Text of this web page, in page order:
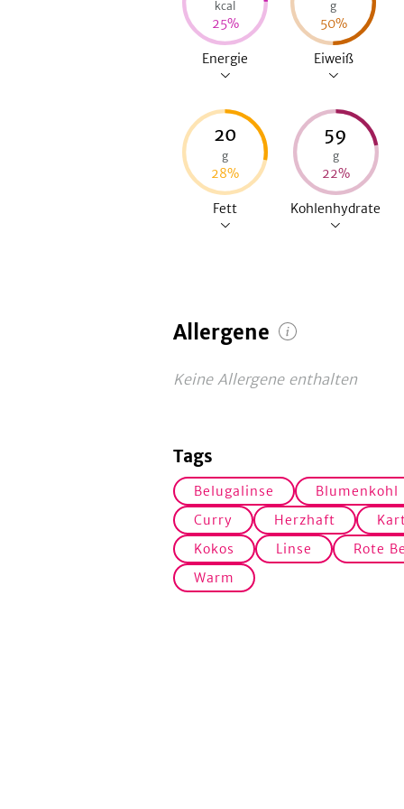
kcal
25%
Energie
g
50%
Eiweiß
20
g
28%
Fett
59
g
22%
Kohlenhydrate
Allergene
Keine Allergene enthalten
Tags
Belugalinse
Blumenkohl
Curry
Herzhaft
Kokos
Linse
Rote
Warm